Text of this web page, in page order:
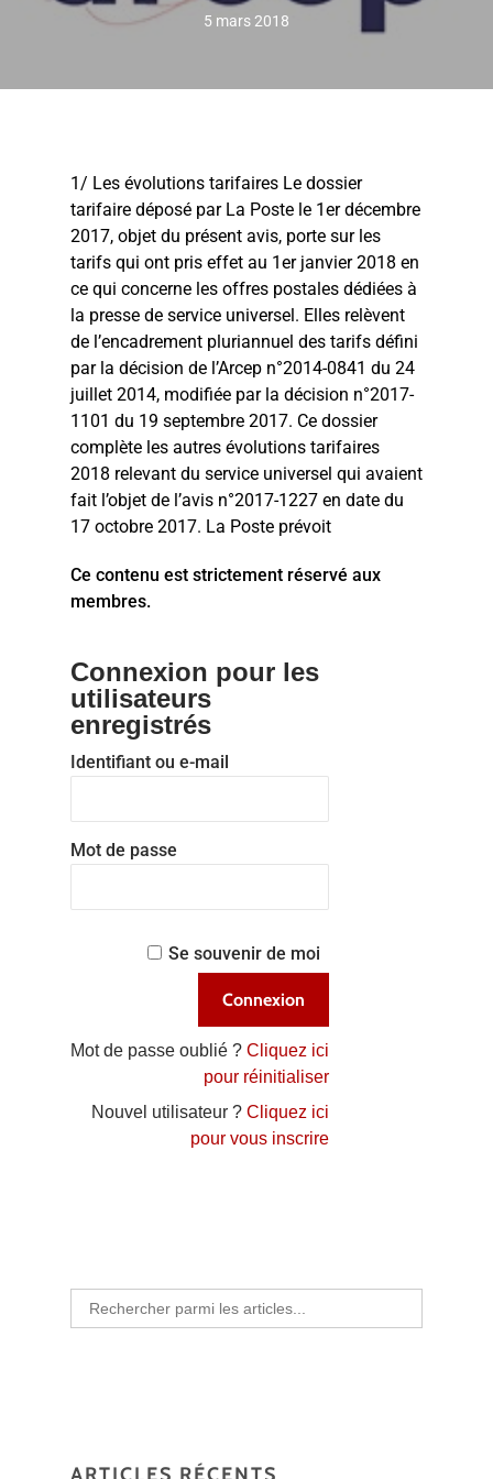
5 mars 2018
1/ Les évolutions tarifaires Le dossier
tarifaire déposé par La Poste le 1er décembre
2017, objet du présent avis, porte sur les
tarifs qui ont pris effet au 1er janvier 2018 en
ce qui concerne les offres postales dédiées à
la presse de service universel. Elles relèvent
de l’encadrement pluriannuel des tarifs défini
par la décision de l’Arcep n°2014-0841 du 24
juillet 2014, modifiée par la décision n°2017-
1101 du 19 septembre 2017. Ce dossier
complète les autres évolutions tarifaires
2018 relevant du service universel qui avaient
fait l’objet de l’avis n°2017-1227 en date du
17 octobre 2017. La Poste prévoit
Ce contenu est strictement réservé aux
membres.
Connexion pour les
utilisateurs
enregistrés
Identifiant ou e-mail
Mot de passe
Se souvenir de moi
Mot de passe oublié ?Cliquez ici
pour réinitialiser
Nouvel utilisateur ?Cliquez ici
pour vous inscrire
Search
for: